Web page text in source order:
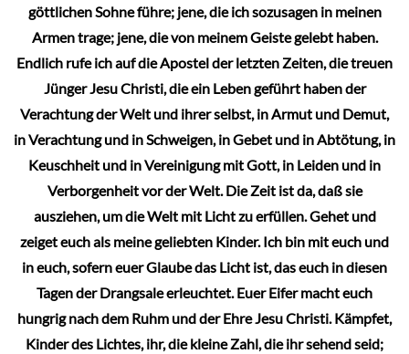
göttlichen Sohne führe; jene, die ich sozusagen in meinen
Armen trage; jene, die von meinem Geiste gelebt haben.
Endlich rufe ich auf die Apostel der letzten Zeiten, die treuen
Jünger Jesu Christi, die ein Leben geführt haben der
Verachtung der Welt und ihrer selbst, in Armut und Demut,
in Verachtung und in Schweigen, in Gebet und in Abtötung, in
Keuschheit und in Vereinigung mit Gott, in Leiden und in
Verborgenheit vor der Welt. Die Zeit ist da, daß sie
ausziehen, um die Welt mit Licht zu erfüllen. Gehet und
zeiget euch als meine geliebten Kinder. Ich bin mit euch und
in euch, sofern euer Glaube das Licht ist, das euch in diesen
Tagen der Drangsale erleuchtet. Euer Eifer macht euch
hungrig nach dem Ruhm und der Ehre Jesu Christi. Kämpfet,
Kinder des Lichtes, ihr, die kleine Zahl, die ihr sehend seid;